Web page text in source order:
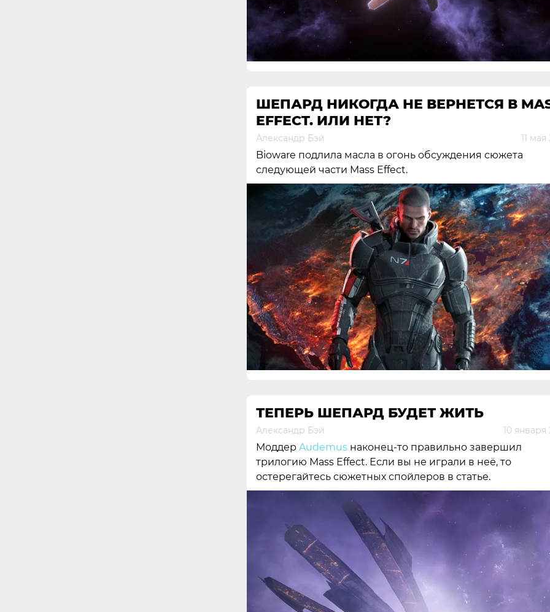
ШЕПАРД НИКОГДА НЕ ВЕРНЕТСЯ В
EFFECT. ИЛИ НЕТ?
Александр Бэй 11 мая
Bioware подлила масла в огонь обсуждения сюжета
следующей части Mass Effect.
ТЕПЕРЬ ШЕПАРД БУДЕТ ЖИТЬ
Александр Бэй 10 января
Моддер Audemus наконец-то правильно завершил
трилогию Mass Effect. Если вы не играли в неё, то
остерегайтесь сюжетных спойлеров в статье.